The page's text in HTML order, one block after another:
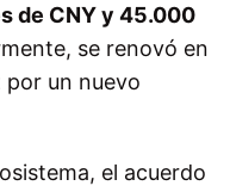
de CNY y 45.000
se renovó en
por un nuevo
el acuerdo